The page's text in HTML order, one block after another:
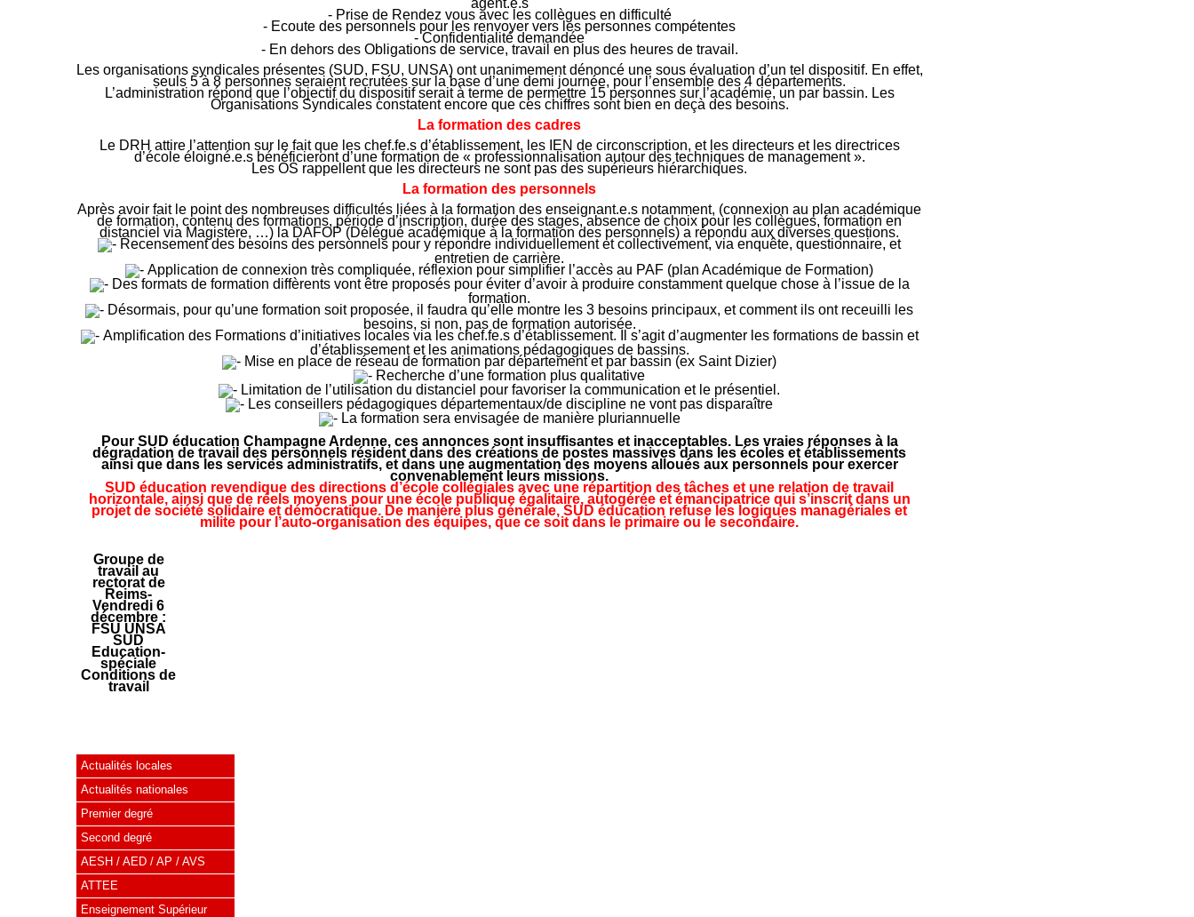
agent.e.s
- Prise de Rendez vous avec les collègues en difficulté
- Ecoute des personnels pour les renvoyer vers les personnes compétentes
- Confidentialité demandée
- En dehors des Obligations de service, travail en plus des heures de travail.
Les organisations syndicales présentes (SUD, FSU, UNSA) ont unanimement dénoncé une sous évaluation d’un tel dispositif. En effet,
seuls 5 à 8 personnes seraient recrutées sur la base d’une demi journée, pour l’ensemble des 4 départements.
L’administration répond que l’objectif du dispositif serait à terme de permettre 15 personnes sur l’académie, un par bassin. Les
Organisations Syndicales constatent encore que ces chiffres sont bien en deçà des besoins.
La formation des cadres
Le DRH attire l’attention sur le fait que les chef.fe.s d’établissement, les IEN de circonscription, et les directeurs et les directrices
d’école éloigné.e.s bénéficieront d’une formation de « professionnalisation autour des techniques de management ».
Les OS rappellent que les directeurs ne sont pas des supérieurs hiérarchiques.
La formation des personnels
Après avoir fait le point des nombreuses difficultés liées à la formation des enseignant.e.s notamment, (connexion au plan académique
de formation, contenu des formations, période d’inscription, durée des stages, absence de choix pour les collègues, formation en
distanciel via Magistère, …) la DAFOP (Délégué académique à la formation des personnels) a répondu aux diverses questions.
Recensement des besoins des personnels pour y répondre individuellement et collectivement, via enquête, questionnaire, et
entretien de carrière.
Application de connexion très compliquée, réflexion pour simplifier l’accès au PAF (plan Académique de Formation)
Des formats de formation diffèrents vont être proposés pour éviter d’avoir à produire constamment quelque chose à l’issue de la
formation.
Désormais, pour qu’une formation soit proposée, il faudra qu’elle montre les 3 besoins principaux, et comment ils ont receuilli les
besoins, si non, pas de formation autorisée.
Amplification des Formations d’initiatives locales via les chef.fe.s d’établissement. Il s’agit d’augmenter les formations de bassin et
d’établissement et les animations pédagogiques de bassins.
Mise en place de réseau de formation par département et par bassin (ex Saint Dizier)
Recherche d’une formation plus qualitative
Limitation de l’utilisation du distanciel pour favoriser la communication et le présentiel.
Les conseillers pédagogiques départementaux/de discipline ne vont pas disparaître
La formation sera envisagée de manière pluriannuelle
Pour SUD éducation Champagne Ardenne, ces annonces sont insuffisantes et inacceptables. Les vraies réponses à la
dégradation de travail des personnels résident dans des créations de postes massives dans les écoles et établissements
ainsi que dans les services administratifs, et dans une augmentation des moyens alloués aux personnels pour exercer
convenablement leurs missions.
SUD éducation revendique des directions d’école collégiales avec une répartition des tâches et une relation de travail
horizontale, ainsi que de réels moyens pour une école publique égalitaire, autogérée et émancipatrice qui s’inscrit dans un
projet de société solidaire et démocratique. De manière plus générale, SUD éducation refuse les logiques managériales et
milite pour l’auto-organisation des équipes, que ce soit dans le primaire ou le secondaire.
Groupe de
travail au
rectorat de
Reims-
Vendredi 6
décembre :
FSU UNSA
SUD
Education-
spéciale
Conditions de
travail
Actualités locales
Actualités nationales
Premier degré
Second degré
AESH / AED / AP / AVS
ATTEE
Enseignement Supérieur